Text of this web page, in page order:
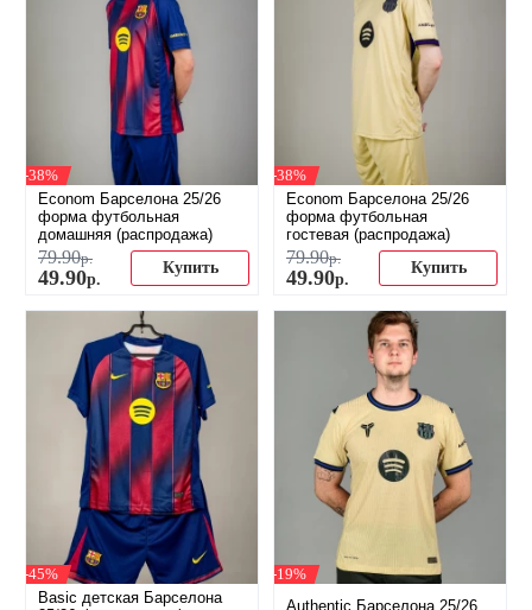
-38%
Econom Барселона 25/26
форма футбольная
домашняя (распродажа)
79.90р.
49.90р.
Купить
-38%
Econom Барселона 25/26
форма футбольная
гостевая (распродажа)
79.90р.
49.90р.
Купить
-45%
Basic детская Барселона
-19%
Authentic Барселона 25/26